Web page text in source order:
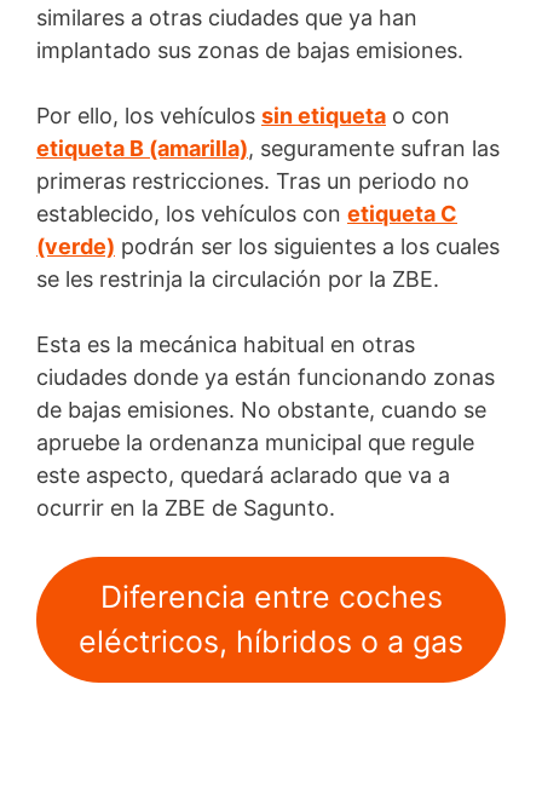
similares a otras ciudades que ya han
implantado sus zonas de bajas emisiones.
Por ello, los vehículos sin etiqueta o con
etiqueta B (amarilla), seguramente sufran las
primeras restricciones. Tras un periodo no
establecido, los vehículos con etiqueta C
(verde) podrán ser los siguientes a los cuales
se les restrinja la circulación por la ZBE.
Esta es la mecánica habitual en otras
ciudades donde ya están funcionando zonas
de bajas emisiones. No obstante, cuando se
apruebe la ordenanza municipal que regule
este aspecto, quedará aclarado que va a
ocurrir en la ZBE de Sagunto.
Diferencia entre coches
eléctricos, híbridos o a gas